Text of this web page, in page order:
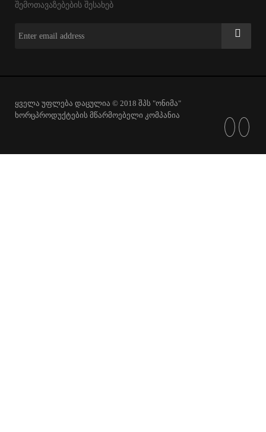
შემოთავაზებების შესახებ
ყველა უფლება დაცულია © 2018 შპს "ონიმა"
ხორცპროდუქტების მწარმოებელი კომპანია